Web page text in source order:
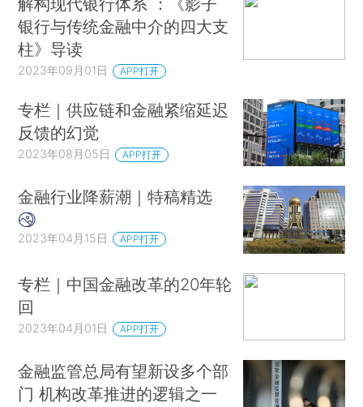
银行与传统金融中介的四大支
柱》导读
2023年09月01日 APP打开
专栏｜供应链和金融紧缩延迟
反馈的幻觉
2023年08月05日 APP打开
金融行业降薪潮｜特稿精选
2023年04月15日 APP打开
专栏｜中国金融改革的20年轮
回
2023年04月01日 APP打开
金融监管总局有望新设多个部
门 机构改革推进的逻辑之一